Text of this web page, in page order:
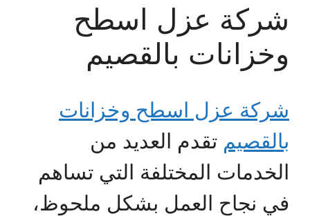
شركة عزل اسطح
وخزانات بالقصيم
شركة عزل اسطح وخزانات
بالقصيم تقدم العديد من
الخدمات المختلفة التي تساهم
في نجاح العمل بشكل ملحوظ،